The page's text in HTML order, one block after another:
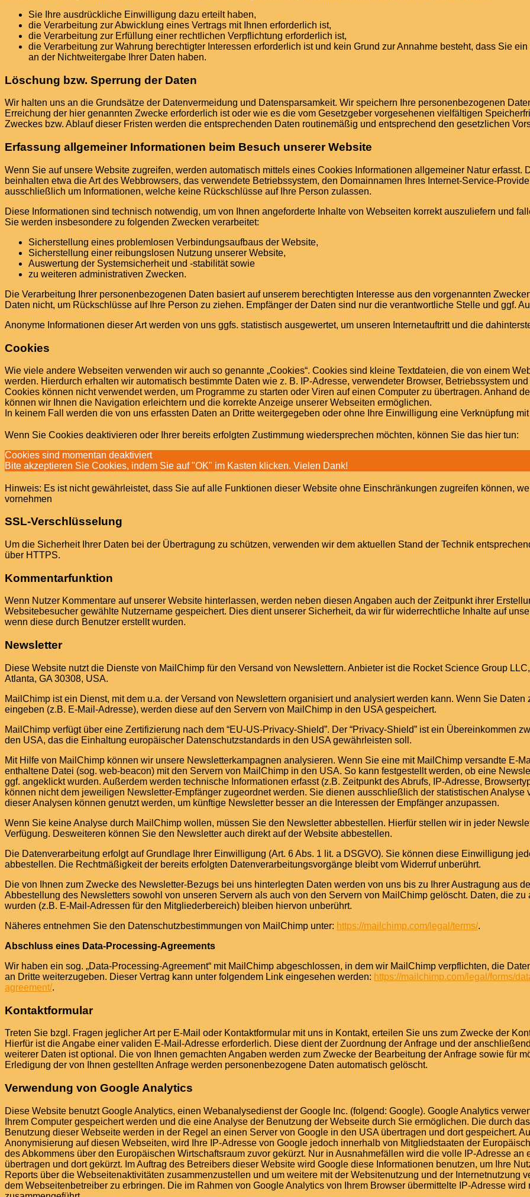
Sie Ihre ausdrückliche Einwilligung dazu erteilt haben,
die Verarbeitung zur Abwicklung eines Vertrags mit Ihnen erforderlich ist,
die Verarbeitung zur Erfüllung einer rechtlichen Verpflichtung erforderlich ist,
die Verarbeitung zur Wahrung berechtigter Interessen erforderlich ist und kein Grund zur Annahme besteht, dass Sie
an der Nichtweitergabe Ihrer Daten haben.
Löschung bzw. Sperrung der Daten
Wir halten uns an die Grundsätze der Datenvermeidung und Datensparsamkeit. Wir speichern Ihre personenbezogenen
Erreichung der hier genannten Zwecke erforderlich ist oder wie es die vom Gesetzgeber vorgesehenen vielfältigen
Zweckes bzw. Ablauf dieser Fristen werden die entsprechenden Daten routinemäßig und entsprechend den gesetzlichen
Erfassung allgemeiner Informationen beim Besuch unserer Website
Wenn Sie auf unsere Website zugreifen, werden automatisch mittels eines Cookies Informationen allgemeiner Natur erfasst.
beinhalten etwa die Art des Webbrowsers, das verwendete Betriebssystem, den Domainnamen Ihres Internet-Service-
ausschließlich um Informationen, welche keine Rückschlüsse auf Ihre Person zulassen.
Diese Informationen sind technisch notwendig, um von Ihnen angeforderte Inhalte von Webseiten korrekt auszuliefern und
Sie werden insbesondere zu folgenden Zwecken verarbeitet:
Sicherstellung eines problemlosen Verbindungsaufbaus der Website,
Sicherstellung einer reibungslosen Nutzung unserer Website,
Auswertung der Systemsicherheit und -stabilität sowie
zu weiteren administrativen Zwecken.
Die Verarbeitung Ihrer personenbezogenen Daten basiert auf unserem berechtigten Interesse aus den vorgenannten
Daten nicht, um Rückschlüsse auf Ihre Person zu ziehen. Empfänger der Daten sind nur die verantwortliche Stelle und ggf.
Anonyme Informationen dieser Art werden von uns ggfs. statistisch ausgewertet, um unseren Internetauftritt und die
Cookies
Wie viele andere Webseiten verwenden wir auch so genannte „Cookies“. Cookies sind kleine Textdateien, die von einem
werden. Hierdurch erhalten wir automatisch bestimmte Daten wie z. B. IP-Adresse, verwendeter Browser, Betriebssystem
Cookies können nicht verwendet werden, um Programme zu starten oder Viren auf einen Computer zu übertragen. Anhand
können wir Ihnen die Navigation erleichtern und die korrekte Anzeige unserer Webseiten ermöglichen.
In keinem Fall werden die von uns erfassten Daten an Dritte weitergegeben oder ohne Ihre Einwilligung eine Verknüpfung
Wenn Sie Cookies deaktivieren oder Ihrer bereits erfolgten Zustimmung wiedersprechen möchten, können Sie das hier tun:
Cookies sind momentan deaktiviert
Bite akzeptieren Sie Cookies, indem Sie auf "OK" im Kasten klicken. Vielen Dank!
Hinweis: Es ist nicht gewährleistet, dass Sie auf alle Funktionen dieser Website ohne Einschränkungen zugreifen können,
vornehmen
SSL-Verschlüsselung
Um die Sicherheit Ihrer Daten bei der Übertragung zu schützen, verwenden wir dem aktuellen Stand der Technik
über HTTPS.
Kommentarfunktion
Wenn Nutzer Kommentare auf unserer Website hinterlassen, werden neben diesen Angaben auch der Zeitpunkt ihrer
Websitebesucher gewählte Nutzername gespeichert. Dies dient unserer Sicherheit, da wir für widerrechtliche Inhalte auf
wenn diese durch Benutzer erstellt wurden.
Newsletter
Diese Website nutzt die Dienste von MailChimp für den Versand von Newslettern. Anbieter ist die Rocket Science Group
Atlanta, GA 30308, USA.
MailChimp ist ein Dienst, mit dem u.a. der Versand von Newslettern organisiert und analysiert werden kann. Wenn Sie
eingeben (z.B. E-Mail-Adresse), werden diese auf den Servern von MailChimp in den USA gespeichert.
MailChimp verfügt über eine Zertifizierung nach dem “EU-US-Privacy-Shield”. Der “Privacy-Shield” ist ein Übereinkommen
den USA, das die Einhaltung europäischer Datenschutzstandards in den USA gewährleisten soll.
Mit Hilfe von MailChimp können wir unsere Newsletterkampagnen analysieren. Wenn Sie eine mit MailChimp versandte E-
enthaltene Datei (sog. web-beacon) mit den Servern von MailChimp in den USA. So kann festgestellt werden, ob eine
ggf. angeklickt wurden. Außerdem werden technische Informationen erfasst (z.B. Zeitpunkt des Abrufs, IP-Adresse,
können nicht dem jeweiligen Newsletter-Empfänger zugeordnet werden. Sie dienen ausschließlich der statistischen
dieser Analysen können genutzt werden, um künftige Newsletter besser an die Interessen der Empfänger anzupassen.
Wenn Sie keine Analyse durch MailChimp wollen, müssen Sie den Newsletter abbestellen. Hierfür stellen wir in jeder
Verfügung. Desweiteren können Sie den Newsletter auch direkt auf der Website abbestellen.
Die Datenverarbeitung erfolgt auf Grundlage Ihrer Einwilligung (Art. 6 Abs. 1 lit. a DSGVO). Sie können diese Einwilligung
abbestellen. Die Rechtmäßigkeit der bereits erfolgten Datenverarbeitungsvorgänge bleibt vom Widerruf unberührt.
Die von Ihnen zum Zwecke des Newsletter-Bezugs bei uns hinterlegten Daten werden von uns bis zu Ihrer Austragung aus
Abbestellung des Newsletters sowohl von unseren Servern als auch von den Servern von MailChimp gelöscht. Daten, die
wurden (z.B. E-Mail-Adressen für den Mitgliederbereich) bleiben hiervon unberührt.
Näheres entnehmen Sie den Datenschutzbestimmungen von MailChimp unter: https://mailchimp.com/legal/terms/.
Abschluss eines Data-Processing-Agreements
Wir haben ein sog. „Data-Processing-Agreement“ mit MailChimp abgeschlossen, in dem wir MailChimp verpflichten, die
an Dritte weiterzugeben. Dieser Vertrag kann unter folgendem Link eingesehen werden: https://mailchimp.com/legal/forms/
agreement/.
Kontaktformular
Treten Sie bzgl. Fragen jeglicher Art per E-Mail oder Kontaktformular mit uns in Kontakt, erteilen Sie uns zum Zwecke der
Hierfür ist die Angabe einer validen E-Mail-Adresse erforderlich. Diese dient der Zuordnung der Anfrage und der
weiterer Daten ist optional. Die von Ihnen gemachten Angaben werden zum Zwecke der Bearbeitung der Anfrage sowie für
Erledigung der von Ihnen gestellten Anfrage werden personenbezogene Daten automatisch gelöscht.
Verwendung von Google Analytics
Diese Website benutzt Google Analytics, einen Webanalysedienst der Google Inc. (folgend: Google). Google Analytics
Ihrem Computer gespeichert werden und die eine Analyse der Benutzung der Webseite durch Sie ermöglichen. Die durch
Benutzung dieser Webseite werden in der Regel an einen Server von Google in den USA übertragen und dort gespeichert.
Anonymisierung auf diesen Webseiten, wird Ihre IP-Adresse von Google jedoch innerhalb von Mitgliedstaaten der
des Abkommens über den Europäischen Wirtschaftsraum zuvor gekürzt. Nur in Ausnahmefällen wird die volle IP-Adresse an
übertragen und dort gekürzt. Im Auftrag des Betreibers dieser Website wird Google diese Informationen benutzen, um Ihre
Reports über die Webseitenaktivitäten zusammenzustellen und um weitere mit der Websitenutzung und der Internetnutzung
dem Webseitenbetreiber zu erbringen. Die im Rahmen von Google Analytics von Ihrem Browser übermittelte IP-Adresse